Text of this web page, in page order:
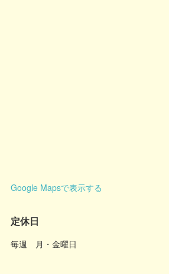
Google Mapsで表示する
定休日
毎週 月・金曜日